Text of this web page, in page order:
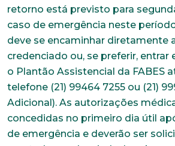
retorno está previsto para
caso de emergência neste
deve se encaminhar diretamente
credenciado ou, se preferir,
o Plantão Assistencial da FABES
telefone (21) 99464 7255 ou (21)
Adicional). As autorizações
concedidas no primeiro dia útil
de emergência e deverão ser